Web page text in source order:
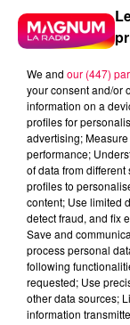
Flash infos
Crédit :Flash
podcasts/2024/
We and our (447)
your consent and/or
information on a
profiles for
advertising;
performance;
of data from
profiles to
content; Use limited
detect fraud, and fix
Save and
process personal
following
requested; Use
other data sources;
information